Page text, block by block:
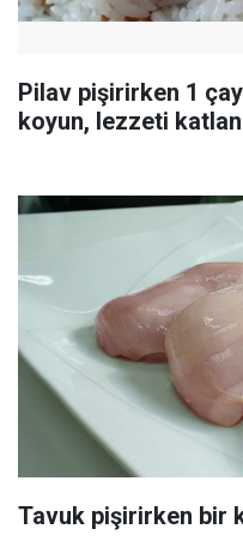
Pilav pişirirken 1
koyun, lezzeti
Tavuk pişirirken bir